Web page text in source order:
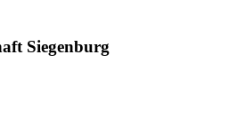
Siegenburg